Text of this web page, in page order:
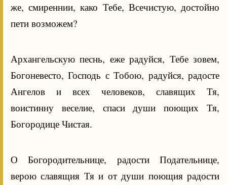
же, смиреннии, како Тебе, Всечистую, достойно
пети возможем?
Архангельскую песнь, еже радуйся, Тебе зовем,
Богоневесто, Господь с Тобою, радуйся, радосте
Ангелов и всех человеков, славящих Тя,
воистинну веселие, спаси души поющих Тя,
Богородице Чистая.
О Богородительнице, радости Подательнице,
верою славящия Тя и от души поющия радости